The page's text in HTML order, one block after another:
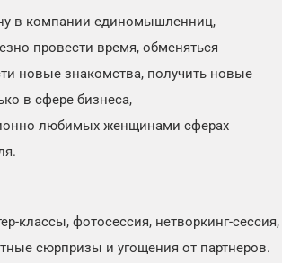
в компании единомышленниц,
провести время, обменяться
новые знакомства, получить новые
в сфере бизнеса,
любимых женщинами сферах
классы, фотосессия, нетворкинг-сессия,
сюрпризы и угощения от партнеров.